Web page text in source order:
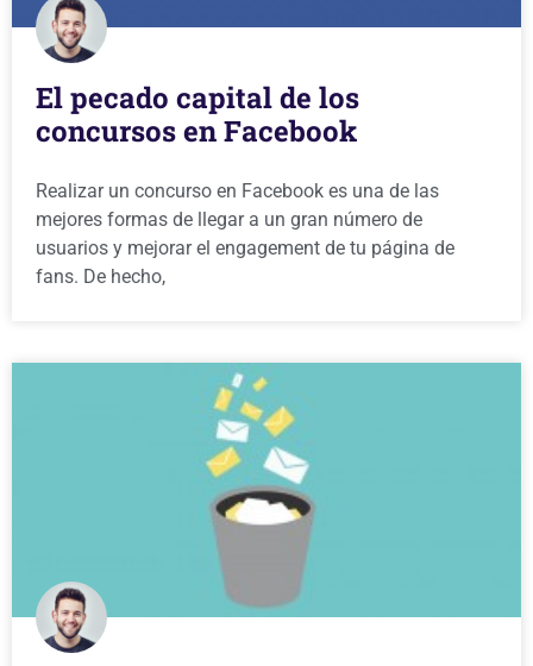
El pecado capital de los
concursos en Facebook
Realizar un concurso en Facebook es una de las
mejores formas de llegar a un gran número de
usuarios y mejorar el engagement de tu página de
fans. De hecho,